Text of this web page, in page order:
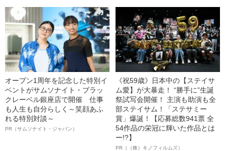
オープン1周年を記念した特別イ
ベントがサムソナイト・ブラッ
クレーベル銀座店で開催 仕事
も人生も自分らしく～笑顔あふ
れる特別対談～
PR（サムソナイト・ジャパン）
《祝59歳》日本中の【ステイサ
ム愛】が大暴走！ “勝手に”生誕
祭試写会開催！ 主演も助演も全
部ステイサム！「ステサミー
賞」爆誕！【応募総数941票 全
54作品の栄冠に輝いた作品とは
ー!?】
PR（（株）キノフィルムズ）